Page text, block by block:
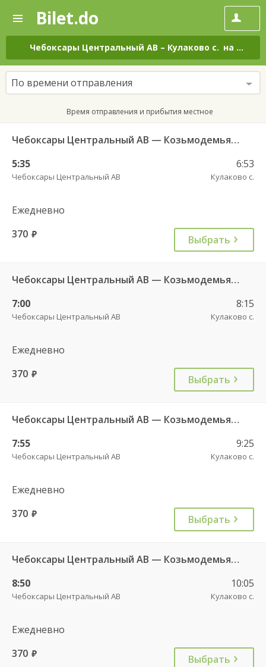
—
Поиск
и
покупка
билетов
на
автобус
онлайн
Bilet.do
Чебоксары Центральный АВ – Кулаково с. на все дни
По времени отправления
Время отправления и прибытия местное
Чебоксары Центральный АВ — Козьмодемьянск АВ 2877
5:35
Чебоксары Центральный АВ
6:53
Кулаково с.
Ежедневно
370 руб. Выбрать
Чебоксары Центральный АВ — Козьмодемьянск АВ 2877
7:00
Чебоксары Центральный АВ
8:15
Кулаково с.
Ежедневно
370 руб. Выбрать
Чебоксары Центральный АВ — Козьмодемьянск АВ 092
7:55
Чебоксары Центральный АВ
9:25
Кулаково с.
Ежедневно
370 руб. Выбрать
Чебоксары Центральный АВ — Козьмодемьянск АВ 2877
8:50
Чебоксары Центральный АВ
10:05
Кулаково с.
Ежедневно
370 руб. Выбрать